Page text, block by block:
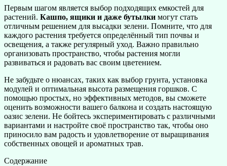
Первым шагом является выбор подходящих емкостей для
растений. Кашпо, ящики и даже бутылки могут стать
отличным решением для высадки зелени. Помните, что для
каждого растения требуется определённый тип почвы и
освещения, а также регулярный уход. Важно правильно
организовать пространство, чтобы растения могли
развиваться и радовать вас своим цветением.
Не забудьте о нюансах, таких как выбор грунта, установка
модулей и оптимальная высота размещения горшков. С
помощью простых, но эффективных методов, вы сможете
оценить возможности вашего балкона и создать настоящую
оазис зелени. Не бойтесь экспериментировать с различными
вариантами и настройте своё пространство так, чтобы оно
приносило вам радость и удовлетворение от выращивания
собственных овощей и ароматных трав.
Содержание